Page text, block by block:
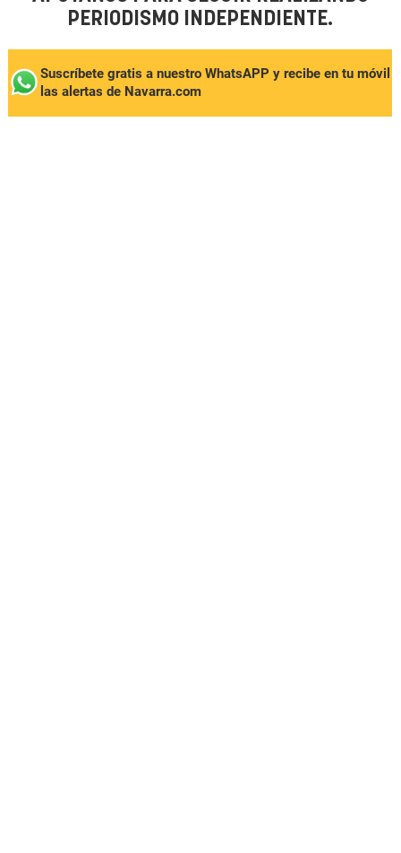
PERIODISMO INDEPENDIENTE.
Suscríbete gratis a nuestro WhatsAPP y recibe en tu móvil
las alertas de Navarra.com